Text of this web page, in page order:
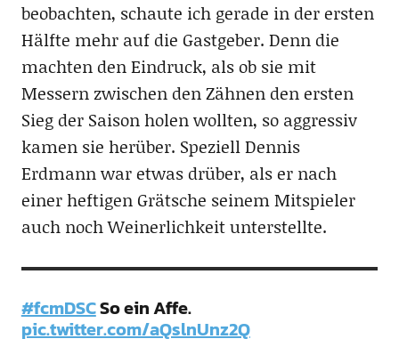
beobachten, schaute ich gerade in der ersten
Hälfte mehr auf die Gastgeber. Denn die
machten den Eindruck, als ob sie mit
Messern zwischen den Zähnen den ersten
Sieg der Saison holen wollten, so aggressiv
kamen sie herüber. Speziell Dennis
Erdmann war etwas drüber, als er nach
einer heftigen Grätsche seinem Mitspieler
auch noch Weinerlichkeit unterstellte.
#fcmDSCSo ein Affe.
pic.twitter.com/aQslnUnz2Q